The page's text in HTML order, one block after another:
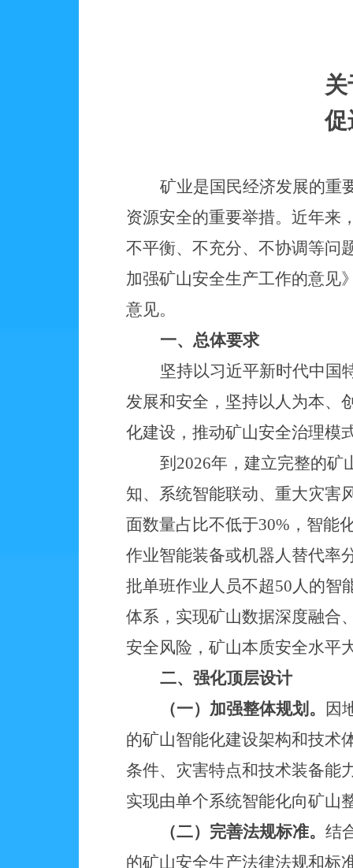
促
矿业是国民经济发展的重
资源安全的重要举措。近年来
不平衡、不充分、不协调等问
加强矿山安全生产工作的意见
意见。
一、总体要求
坚持以习近平新时代中国
发展和安全，坚持以人为本、
化建设，推动矿山安全治理模
到2026年，建立完整的矿
知、系统智能联动、重大灾害
面数量占比不低于30%，智能
作业智能装备或机器人替代率
批单班作业人员不超50人的智
体系，实现矿山数据深度融合
安全风险，矿山本质安全水平
二、强化顶层设计
（一）加强整体规划。
因
的矿山智能化建设架构和技术
条件、灾害特点和技术装备能
实现由单个系统智能化向矿山
（二）完善法规标准。 结
的矿山安全生产法律法规和标